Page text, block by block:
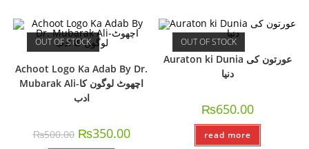
OUT OF STOCK
Achoot Logo Ka Adab By Dr.
Mubarak Ali-اچھوٹ لوگون کا
ادب
₨500.00 ₨350.00
OUT OF STOCK
Auraton ki Dunia عورتون کی
دنیا
₨650.00
read more